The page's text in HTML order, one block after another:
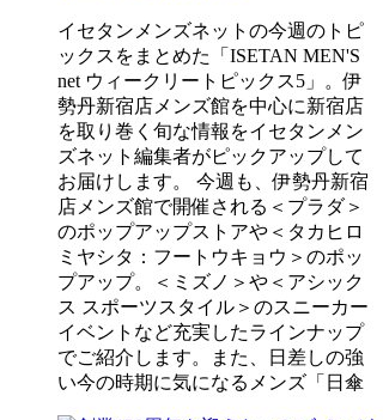
イセタンメンズネットの今週のトピ
ックスをまとめた「ISETAN MEN'S
net ウィークリートピックス5」。伊
勢丹新宿店メンズ館を中心に新宿店
を取り巻く旬な情報をイセタンメン
ズネット編集者がピックアップして
お届けします。 今週も、伊勢丹新宿
店メンズ館で開催される＜プラダ＞
のポップアップストアや＜タカヒロ
ミヤシタ：フートウキョウ＞のポッ
プアップ。＜ミズノ＞や＜アシック
ス スポーツスタイル＞のスニーカー
イベントなど充実したラインナップ
でご紹介します。また、日差しの強
い今の時期に気になるメンズ「日傘